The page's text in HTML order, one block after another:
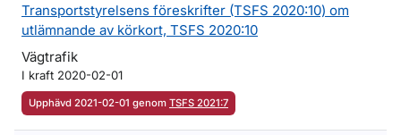
Transportstyrelsens föreskrifter (TSFS 2020:10) om
utlämnande av körkort, TSFS 2020:10
Vägtrafik
I kraft 2020-02-01
Upphävd 2021-02-01 genom TSFS 2021:7